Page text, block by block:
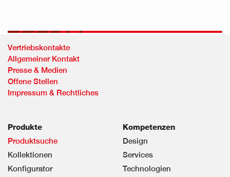
Vertriebskontakte
Allgemeiner Kontakt
Presse & Medien
Offene Stellen
Impressum & Rechtliches
Produkte
Produktsuche
Kollektionen
Konfigurator
Kompetenzen
Design
Services
Technologien